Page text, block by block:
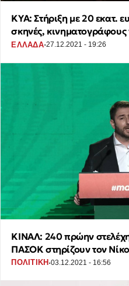
ΚΥΑ: Στήριξη με 20 εκατ.
σκηνές, κινηματογράφους
ΕΛΛΑΔΑ·27.12.2021 - 19:26
ΚΙΝΑΛ: 240 πρώην
ΠΑΣΟΚ στηρίζουν τον
ΠΟΛΙΤΙΚΗ ·03.12.2021 - 16:56